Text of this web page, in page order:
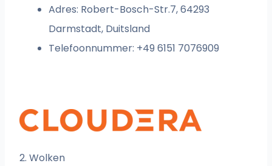
Adres: Robert-Bosch-Str.7, 64293
Darmstadt, Duitsland
Telefoonnummer: +49 6151 7076909
2. Wolken